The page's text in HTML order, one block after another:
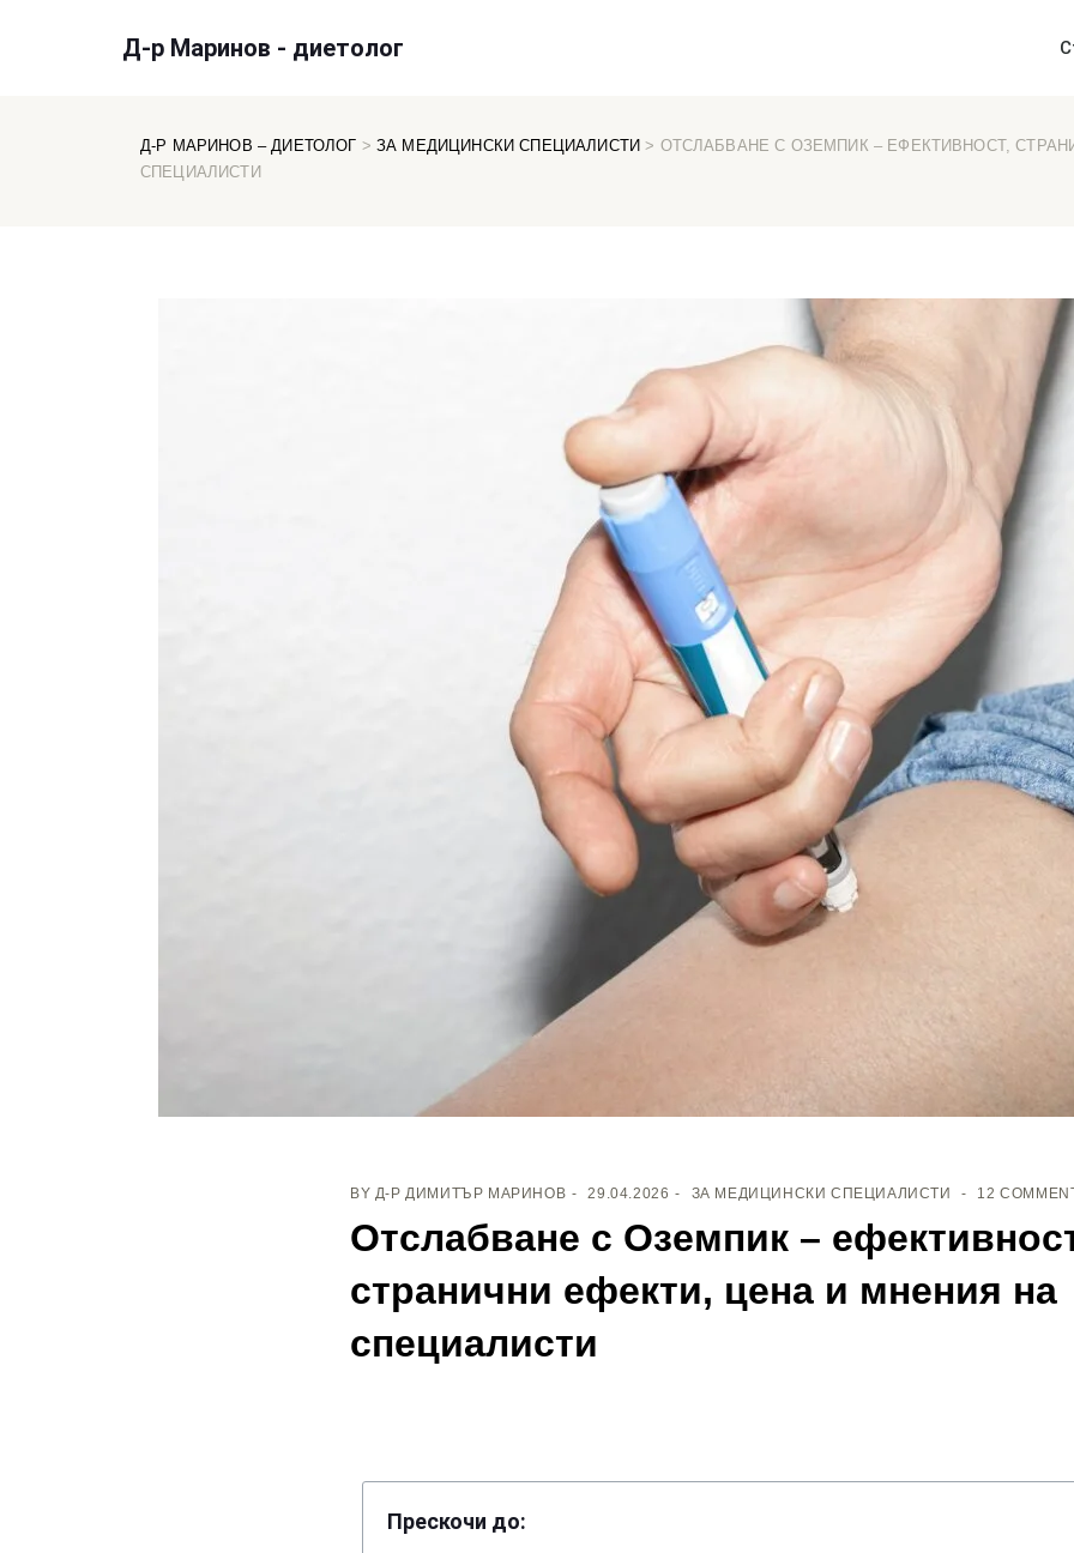
Д-р Маринов - диетолог
Д-Р МАРИНОВ – ДИЕТОЛОГ >ЗА МЕДИЦИНСКИ СПЕЦИАЛИСТИ > ОТСЛАБВАНЕ С ОЗЕМПИК – ЕФЕКТИВНОСТ,
СПЕЦИАЛИСТИ
BY Д-Р ДИМИТЪР МАРИНОВ 29.04.2026 ЗА МЕДИЦИНСКИ СПЕЦИАЛИСТИ 12
Отслабване с Оземпик –
странични ефекти, цена и мнения на
специалисти
Прескочи до: